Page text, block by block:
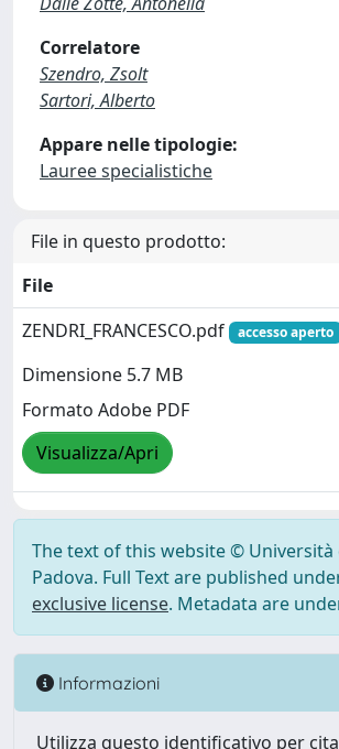
Correlatore
Szendro, Zsolt
Sartori, Alberto
Appare nelle tipologie:
Lauree specialistiche
File in questo prodotto:
File
ZENDRI_FRANCESCO.pdf
accesso aperto
Dimensione 5.7 MB
Formato Adobe PDF
Visualizza/Apri
The text of this website © Università
Padova. Full Text are published
exclusive license. Metadata are
Informazioni
Utilizza questo identificativo per